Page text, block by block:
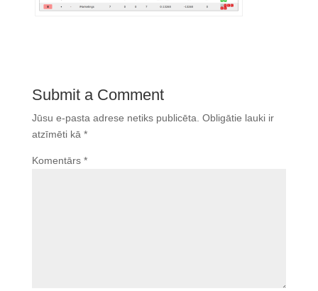
Submit a Comment
Jūsu e-pasta adrese netiks publicēta. Obligātie lauki ir
atzīmēti kā *
Komentārs *